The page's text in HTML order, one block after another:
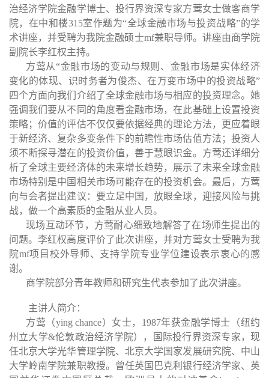
治经济学院金融学博士、投行界资深专家方莺女士做客商学
院，在中和楼315室作题为“全球金融市场与投资战略”的学
术讲座，并受聘为我院金融硕士mf兼职导师。讲座由商学院
副院长李红权主持。
方莺从“金融市场的变动与规则、金融市场是实体经济
变化的体现、识时务者为俊杰、在万变市场中的投资战略”
四个方面向我们介绍了全球金融市场与相应的投资理念。她
强调我们要从不同的角度看金融市场，在此基础上设置投资
策略；价值的评估不仅仅要依据经典的理论方法，更应着眼
于新经济、复杂多变条件下的前瞻性市场估值方法；投资人
须不断探寻潜在的投资价值，善于慧眼识金。方莺还详细分
析了全球主要经济体的未来增长趋势，展示了未来全球金融
市场特别是中国相关市场可能存在的投资机会。最后，方莺
向与会者提出建议：要立足中国，放眼全球，迎接风险与挑
战，做一个高素质的金融从业人员。
现场互动环节，方莺耐心细致地解答了在场师生提出的
问题。李红权高度评价了此次讲座，并对方莺女士受聘为我
院mf项目校外导师、支持学院专业学位建设表示衷心的感
谢。
商学院部分青年教师和研究生代表参加了此次讲座。
主讲人简介：
方莺（ying chance）女士， 1987年获金融学博士（纽约
州立大学&伦敦政治经济学院），国际投行界资深专家，现
任北京大学光华管理学院、北京大学国家发展研究院、中山
大学岭南学院兼职教授。曾任英国巴克利银行经济学家、英